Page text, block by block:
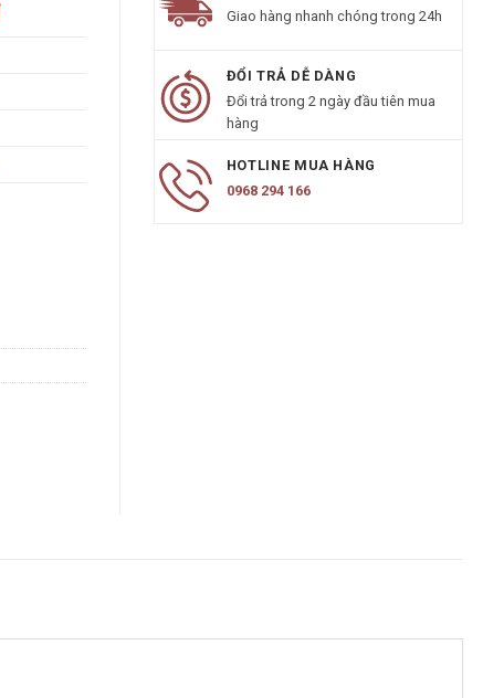
Giao hàng nhanh chóng trong 24h
ĐỔI TRẢ DỄ DÀNG
Đổi trả trong 2 ngày đầu tiên mua
hàng
HOTLINE MUA HÀNG
0968 294 166